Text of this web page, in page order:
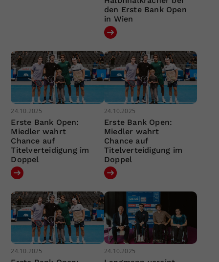
den Erste Bank Open
in Wien
24.10.2025
Erste Bank Open:
Miedler wahrt
Chance auf
Titelverteidigung im
Doppel
24.10.2025
Erste Bank Open:
Miedler wahrt
Chance auf
Titelverteidigung im
Doppel
24.10.2025 24.10.2025